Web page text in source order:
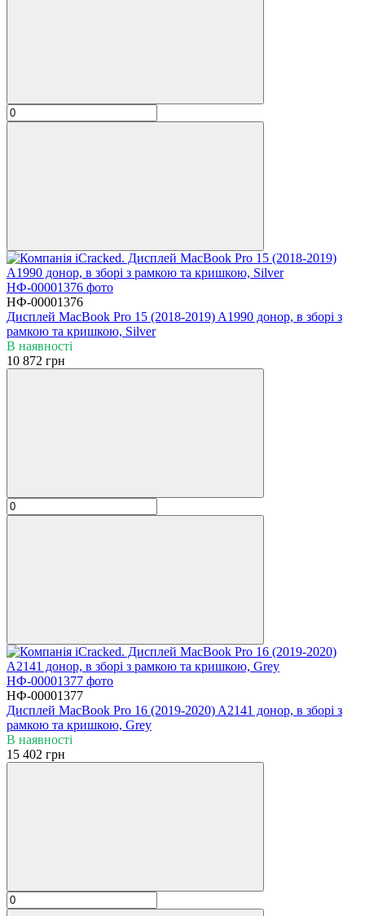
НФ-00001376
Дисплей MacBook Pro 15 (2018-2019) A1990 донор, в зборі з
рамкою та кришкою, Silver
В наявності
10 872 грн
НФ-00001377
Дисплей MacBook Pro 16 (2019-2020) A2141 донор, в зборі з
рамкою та кришкою, Grey
В наявності
15 402 грн